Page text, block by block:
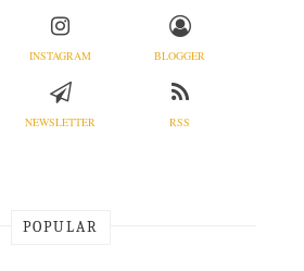
INSTAGRAM BLOGGER
NEWSLETTER RSS
POPULAR